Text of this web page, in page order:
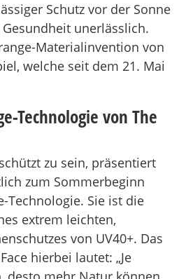
Schutz vor der Sonne
unerlässlich.
Materialinvention von
welche seit dem 21. Mai
Technologie von The
zu sein, präsentiert
zum Sommerbeginn
Technologie. Sie ist die
extrem leichten,
von UV40+. Das
hierbei lautet: „Je